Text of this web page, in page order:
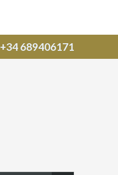
+34 689406171